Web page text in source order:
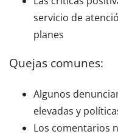
servicio de
planes
Quejas comunes:
Algunos
elevadas y
Los comentarios